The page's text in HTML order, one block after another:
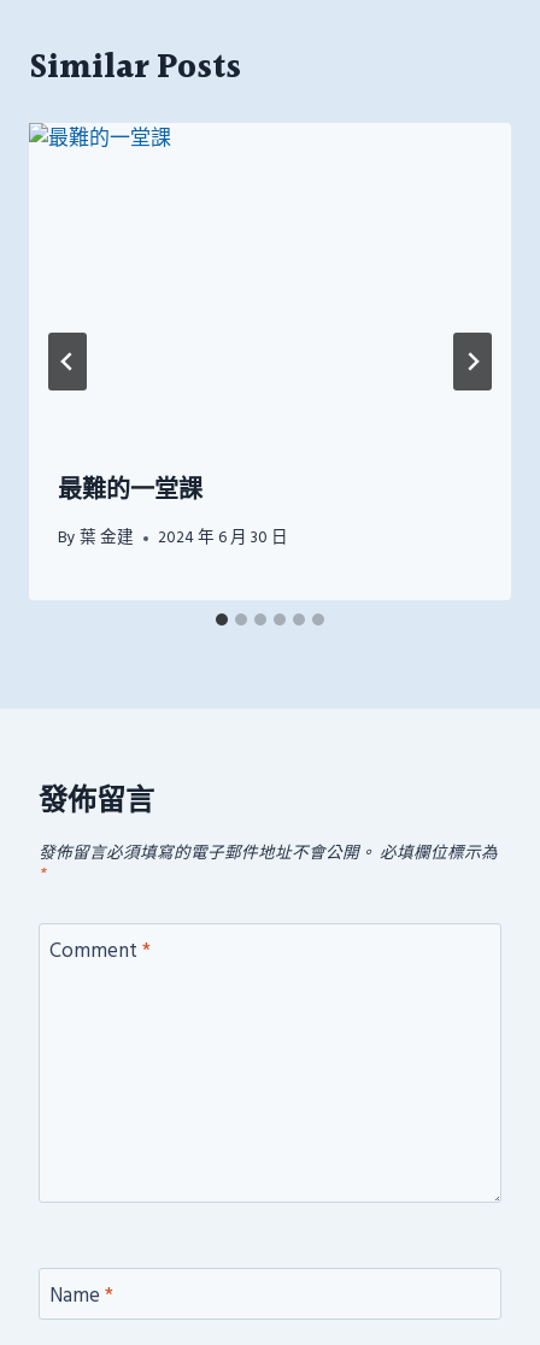
Similar Posts
最難的一堂課
By 葉 金建 2024 年 6 月 30 日
發佈留言
發佈留言必須填寫的電子郵件地址不會公開。 必填欄位標示為
*
Comment *
Name *